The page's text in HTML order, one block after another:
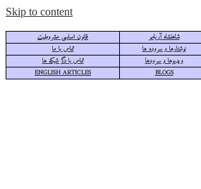
Skip to content
قانون اساسی مشروطیت شاهنشاه آریامهر
تماس با ما
نوشتارها و سروده ها
تماس با دگر شبکه ها
ویدیوها و سرودها
ENGLISH ARTICLES
BLOGS